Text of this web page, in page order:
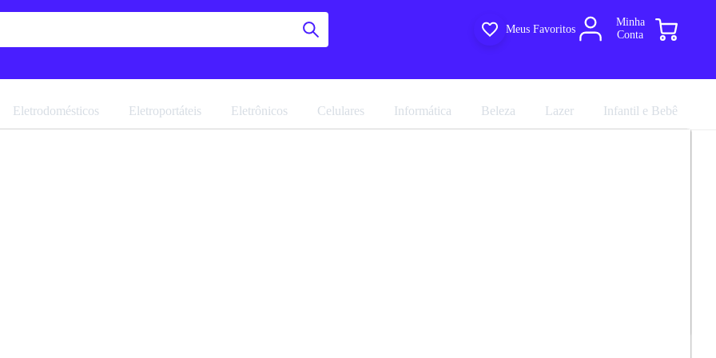
Meus Favoritos
Minha
Conta
Eletrodomésticos Eletroportáteis Eletrônicos Celulares Informática Beleza Lazer Infantil e Bebê